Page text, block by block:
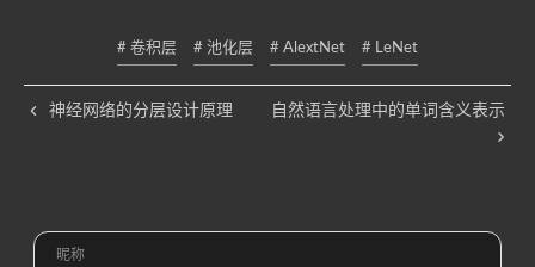
# 卷积层 # 池化层 # AlextNet # LeNet
神经网络的分层设计原理 自然语言处理中的单词含义表示
昵称